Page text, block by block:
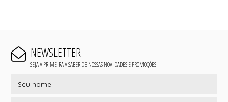
NEWSLETTER
SEJA A PRIMEIRA A SABER DE NOSSAS NOVIDADES E PROMOÇÕES!